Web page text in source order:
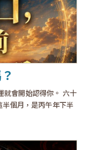
就會開始認得你。 六十
個月，是丙午年下半